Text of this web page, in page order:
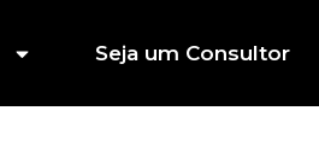
Seja um Consultor